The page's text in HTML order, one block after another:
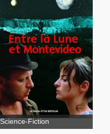
Between the Moon and
Montevideo
Science-Fiction